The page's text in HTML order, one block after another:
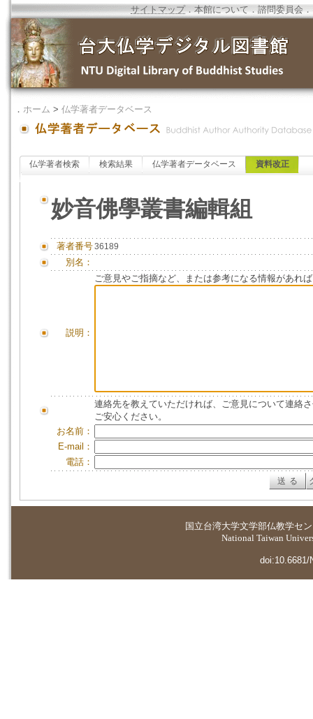
サイトマップ．本館について ．諮問委員会 ．
． ホーム > 仏学著者データベース
仏学著者検索 検索結果 仏学著者データベース 資料改正
妙音佛學叢書編輯組
著者番号36189
別名：
説明：
ご意見やご指摘など、または参考になる情報があれ
連絡先を教えていただければ、ご意見について連絡
ご安心ください。
お名前：
E-mail：
電話：
国立台湾大学文学部仏教学セ
National Taiwan
doi:10.6681/